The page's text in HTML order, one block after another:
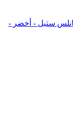
ستيل - أخضر -